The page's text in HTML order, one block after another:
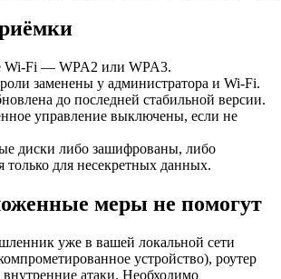
— WPA2 или WPA3.
заменены у администратора и Wi‑Fi.
до последней стабильной версии.
управление выключены, если не
диски либо зашифрованы, либо
только для несекретных данных.
меры не помогут
уже в вашей локальной сети
устройство), роутер
внутренние атаки. Необходимо